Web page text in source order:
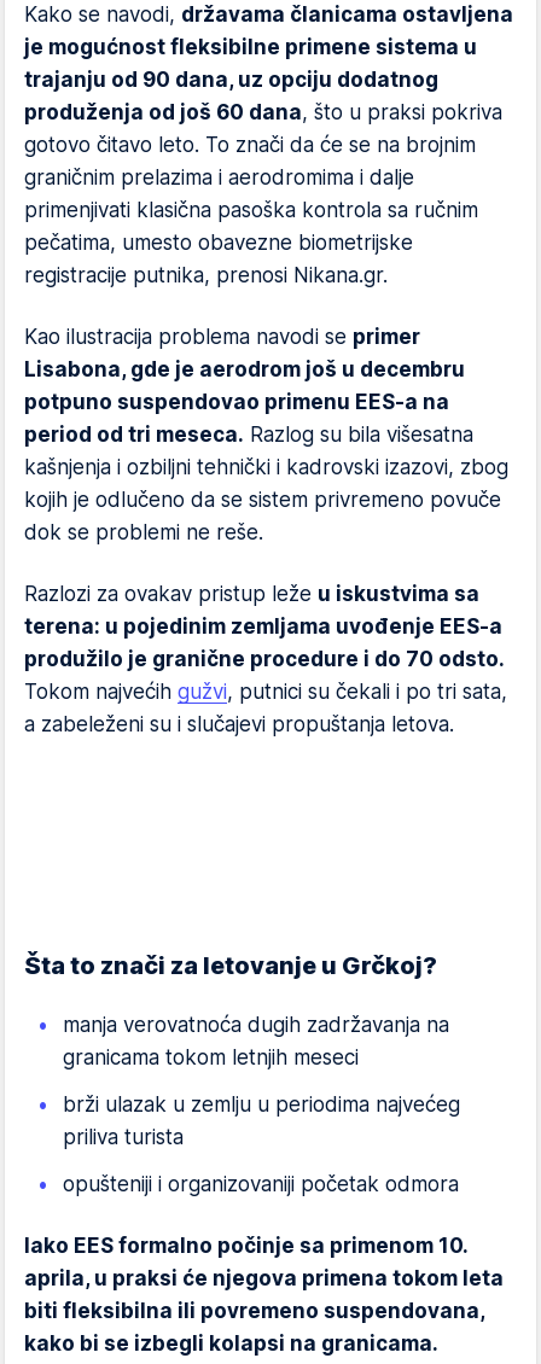
Kako se navodi, državama članicama ostavljena
je mogućnost fleksibilne primene sistema u
trajanju od 90 dana, uz opciju dodatnog
produženja od još 60 dana, što u praksi pokriva
gotovo čitavo leto. To znači da će se na brojnim
graničnim prelazima i aerodromima i dalje
primenjivati klasična pasoška kontrola sa ručnim
pečatima, umesto obavezne biometrijske
registracije putnika, prenosi Nikana.gr.
Kao ilustracija problema navodi se primer
Lisabona, gde je aerodrom još u decembru
potpuno suspendovao primenu EES-a na
period od tri meseca. Razlog su bila višesatna
kašnjenja i ozbiljni tehnički i kadrovski izazovi, zbog
kojih je odlučeno da se sistem privremeno povuče
dok se problemi ne reše.
Razlozi za ovakav pristup leže u iskustvima sa
terena: u pojedinim zemljama uvođenje EES-a
produžilo je granične procedure i do 70 odsto.
Tokom najvećih gužvi, putnici su čekali i po tri sata,
a zabeleženi su i slučajevi propuštanja letova.
Šta to znači za letovanje u Grčkoj?
manja verovatnoća dugih zadržavanja na
granicama tokom letnjih meseci
brži ulazak u zemlju u periodima najvećeg
priliva turista
opušteniji i organizovaniji početak odmora
Iako EES formalno počinje sa primenom 10.
aprila, u praksi će njegova primena tokom leta
biti fleksibilna ili povremeno suspendovana,
kako bi se izbegli kolapsi na granicama.